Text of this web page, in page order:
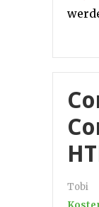
Tobi